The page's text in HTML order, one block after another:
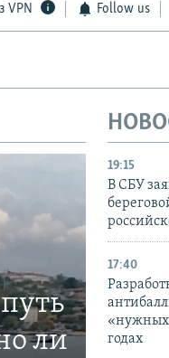
VPN Follow us
ли
19:15
В СБУ
17:40
«нужных
годах